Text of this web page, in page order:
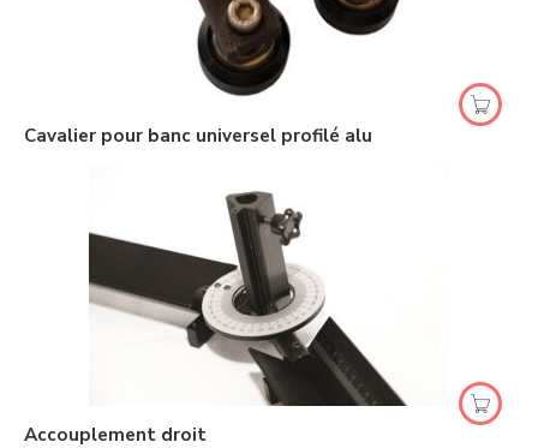
Cavalier pour banc universel profilé alu
Accouplement droit